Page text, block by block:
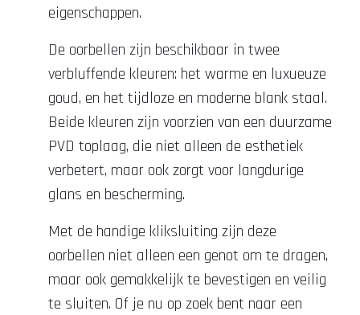
eigenschappen.
De oorbellen zijn beschikbaar in twee
verbluffende kleuren: het warme en luxueuze
goud, en het tijdloze en moderne blank staal.
Beide kleuren zijn voorzien van een duurzame
PVD toplaag, die niet alleen de esthetiek
verbetert, maar ook zorgt voor langdurige
glans en bescherming.
Met de handige kliksluiting zijn deze
oorbellen niet alleen een genot om te dragen,
maar ook gemakkelijk te bevestigen en veilig
te sluiten. Of je nu op zoek bent naar een